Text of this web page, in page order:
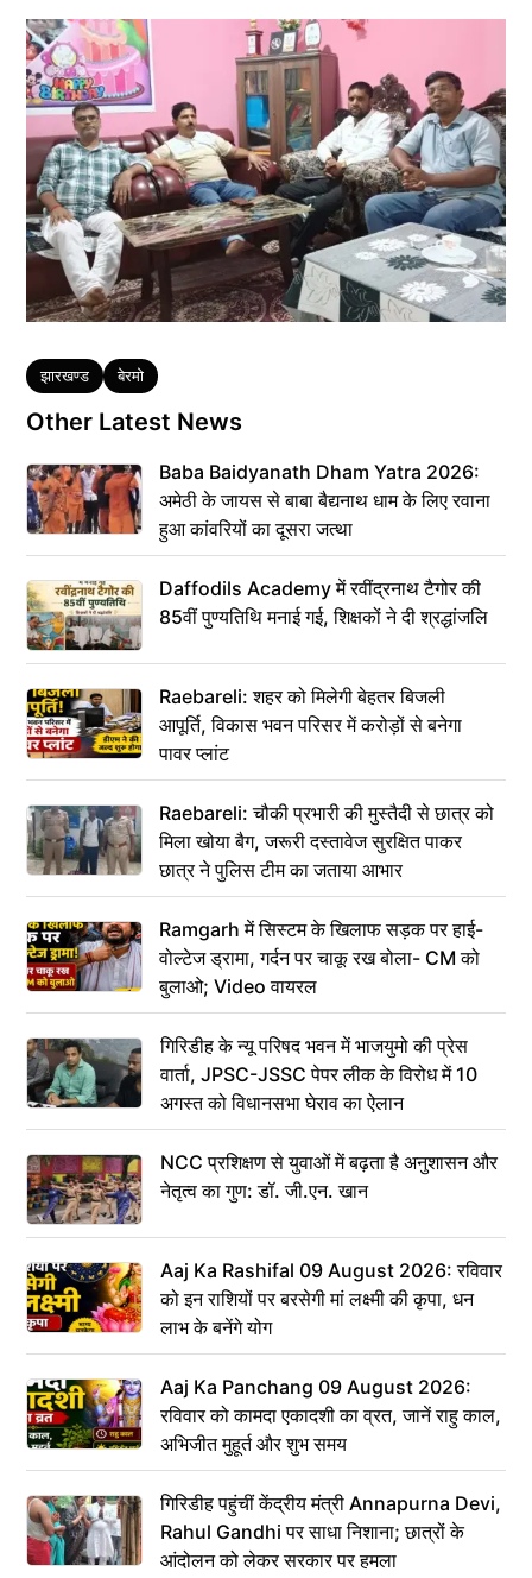
Tags
झारखण्ड बेरमो
Other Latest News
Baba Baidyanath Dham Yatra 2026:
अमेठी के जायस से बाबा बैद्यनाथ धाम के लिए रवाना
हुआ कांवरियों का दूसरा जत्था
Daffodils Academy में रवींद्रनाथ टैगोर की
85वीं पुण्यतिथि मनाई गई, शिक्षकों ने दी श्रद्धांजलि
Raebareli: शहर को मिलेगी बेहतर बिजली
आपूर्ति, विकास भवन परिसर में करोड़ों से बनेगा
पावर प्लांट
Raebareli: चौकी प्रभारी की मुस्तैदी से छात्र को
मिला खोया बैग, जरूरी दस्तावेज सुरक्षित पाकर
छात्र ने पुलिस टीम का जताया आभार
Ramgarh में सिस्टम के खिलाफ सड़क पर हाई-
वोल्टेज ड्रामा, गर्दन पर चाकू रख बोला- CM को
बुलाओ; Video वायरल
गिरिडीह के न्यू परिषद भवन में भाजयुमो की प्रेस
वार्ता, JPSC-JSSC पेपर लीक के विरोध में 10
अगस्त को विधानसभा घेराव का ऐलान
NCC प्रशिक्षण से युवाओं में बढ़ता है अनुशासन और
नेतृत्व का गुण: डॉ. जी.एन. खान
Aaj Ka Rashifal 09 August 2026: रविवार
को इन राशियों पर बरसेगी मां लक्ष्मी की कृपा, धन
लाभ के बनेंगे योग
Aaj Ka Panchang 09 August 2026:
रविवार को कामदा एकादशी का व्रत, जानें राहु काल,
अभिजीत मुहूर्त और शुभ समय
गिरिडीह पहुंचीं केंद्रीय मंत्री Annapurna Devi,
Rahul Gandhi पर साधा निशाना; छात्रों के
आंदोलन को लेकर सरकार पर हमला